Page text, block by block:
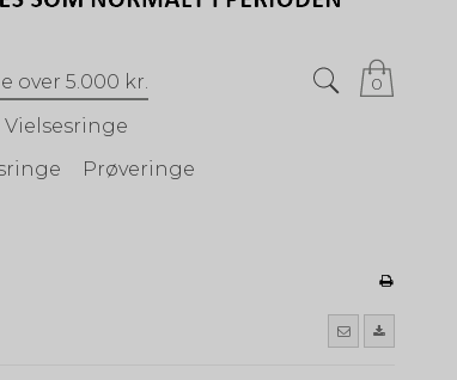
0
over 5.000 kr.
Vielsesringe
Prøveringe